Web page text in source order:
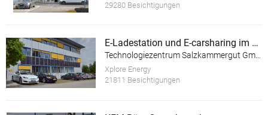
29280 Besichtigungen
E-Ladestation und E-carsharing im TechnoZ Gmunden
Technologiezentrum Salzkammergut GmbH
Xplore Energy
21811 Besichtigungen